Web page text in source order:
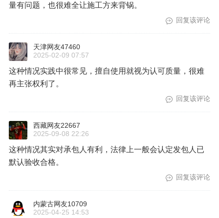
量有问题，也很难全让施工方来背锅。
回复该评论
天津网友47460
2025-02-09 07:57
这种情况实践中很常见，擅自使用就视为认可质量，很难
再主张权利了。
回复该评论
西藏网友22667
2025-09-08 22:26
这种情况其实对承包人有利，法律上一般会认定发包人已
默认验收合格。
回复该评论
内蒙古网友10709
2025-04-25 14:53